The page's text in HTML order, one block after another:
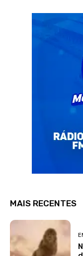
MAIS RECENTES